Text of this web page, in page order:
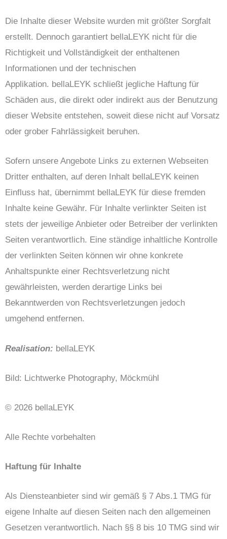
Die Inhalte dieser Website wurden mit größter Sorgfalt
erstellt. Dennoch garantiert bellaLEYK nicht für die
Richtigkeit und Vollständigkeit der enthaltenen
Informationen und der technischen
Applikation. bellaLEYK schließt jegliche Haftung für
Schäden aus, die direkt oder indirekt aus der Benutzung
dieser Website entstehen, soweit diese nicht auf Vorsatz
oder grober Fahrlässigkeit beruhen.
Sofern unsere Angebote Links zu externen Webseiten
Dritter enthalten, auf deren Inhalt bellaLEYK keinen
Einfluss hat, übernimmt bellaLEYK für diese fremden
Inhalte keine Gewähr. Für Inhalte verlinkter Seiten ist
stets der jeweilige Anbieter oder Betreiber der verlinkten
Seiten verantwortlich. Eine ständige inhaltliche Kontrolle
der verlinkten Seiten können wir ohne konkrete
Anhaltspunkte einer Rechtsverletzung nicht
gewährleisten, werden derartige Links bei
Bekanntwerden von Rechtsverletzungen jedoch
umgehend entfernen.
Realisation: bellaLEYK
Bild: Lichtwerke Photography, Möckmühl
© 2026 bellaLEYK
Alle Rechte vorbehalten
Haftung für Inhalte
Als Diensteanbieter sind wir gemäß § 7 Abs.1 TMG für
eigene Inhalte auf diesen Seiten nach den allgemeinen
Gesetzen verantwortlich. Nach §§ 8 bis 10 TMG sind wir